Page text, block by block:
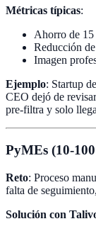
Métricas típicas:
Ahorro de 15
Reducción
Imagen
Ejemplo: Startup
CEO dejó de
pre-filtra y solo
PyMEs (10-
Reto: Proceso
falta de
Solución con